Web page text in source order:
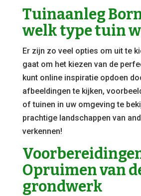
Tuinaanleg
welk type tuin
Er zijn zo veel opties om uit te
gaat om het kiezen van de
kunt online inspiratie opdoen
afbeeldingen te kijken,
of tuinen in uw omgeving te
prachtige landschappen van
verkennen!
Opruimen van
grondwerk